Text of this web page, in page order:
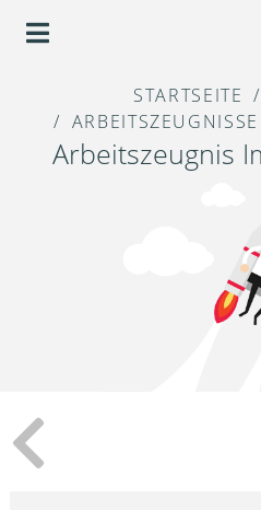
STARTSEITE
ARBEITSZEUGNISSE
Arbeitszeugnis